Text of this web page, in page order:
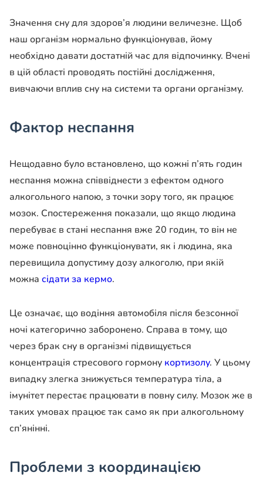
Значення сну для здоров’я людини величезне. Щоб
наш організм нормально функціонував, йому
необхідно давати достатній час для відпочинку. Вчені
в цій області проводять постійні дослідження,
вивчаючи вплив сну на системи та органи організму.
Фактор неспання
Нещодавно було встановлено, що кожні п’ять годин
неспання можна співвіднести з ефектом одного
алкогольного напою, з точки зору того, як працює
мозок. Спостереження показали, що якщо людина
перебуває в стані неспання вже 20 годин, то він не
може повноцінно функціонувати, як і людина, яка
перевищила допустиму дозу алкоголю, при якій
можна сідати за кермо.
Це означає, що водіння автомобіля після безсонної
ночі категорично заборонено. Справа в тому, що
через брак сну в організмі підвищується
концентрація стресового гормону кортизолу. У цьому
випадку злегка знижується температура тіла, а
імунітет перестає працювати в повну силу. Мозок же в
таких умовах працює так само як при алкогольному
сп’янінні.
Проблеми з координацією